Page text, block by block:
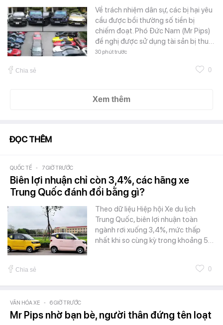
Về trách nhiệm dân sự, các bị hại yêu
cầu được bồi thường số tiền bị
chiếm đoạt. Phó Đức Nam (Mr Pips)
đề nghị được sử dụng tài sản bị thu…
30 phút trước
Chia sẻ 0
Xem thêm
ĐỌC THÊM
QUỐC TẾ - 7 GIỜ TRƯỚC
Biên lợi nhuận chỉ còn 3,4%, các hãng xe
Trung Quốc đánh đổi bằng gì?
Theo dữ liệu Hiệp hội Xe du lịch
Trung Quốc, biên lợi nhuận toàn
ngành rơi xuống 3,4%, mức thấp
nhất khi so cùng kỳ trong khoảng 5…
Chia sẻ 0
VĂN HÓA XE - 6 GIỜ TRƯỚC
Mr Pips nhờ bạn bè, người thân đứng tên loạt